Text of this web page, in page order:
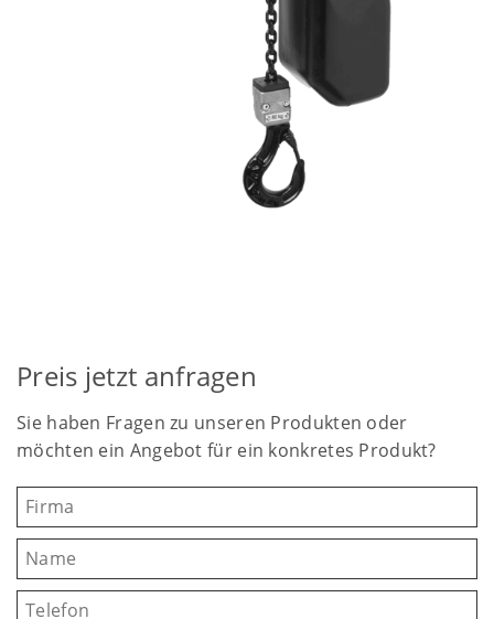
Preis jetzt anfragen
Sie haben Fragen zu unseren Produkten oder
möchten ein Angebot für ein konkretes Produkt?